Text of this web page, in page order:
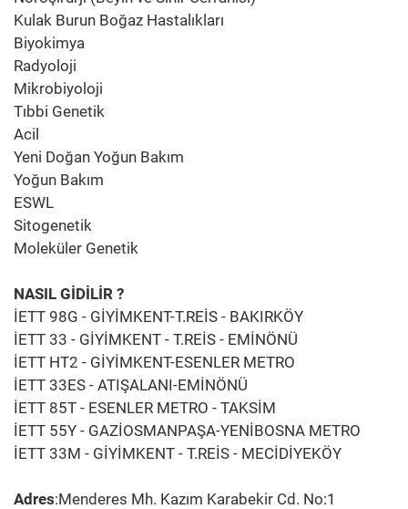
Kulak Burun Boğaz Hastalıkları
Biyokimya
Radyoloji
Mikrobiyoloji
Tıbbi Genetik
Acil
Yeni Doğan Yoğun Bakım
Yoğun Bakım
ESWL
Sitogenetik
Moleküler Genetik
NASIL GİDİLİR ?
İETT 98G - GİYİMKENT-T.REİS - BAKIRKÖY
İETT 33 - GİYİMKENT - T.REİS - EMİNÖNÜ
İETT HT2 - GİYİMKENT-ESENLER METRO
İETT 33ES - ATIŞALANI-EMİNÖNÜ
İETT 85T - ESENLER METRO - TAKSİM
İETT 55Y - GAZİOSMANPAŞA-YENİBOSNA METRO
İETT 33M - GİYİMKENT - T.REİS - MECİDİYEKÖY
Adres:Menderes Mh. Kazım Karabekir Cd. No:1